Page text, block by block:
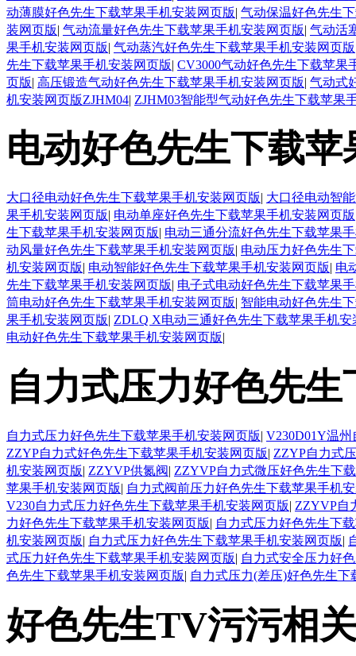
动薄膜好色先生下载苹果手机安装网页版| 气动保温好色先生
装网页版| 气动流量好色先生下载苹果手机安装网页版| 气动活
果手机安装网页版| 气动蒸汽好色先生下载苹果手机安装网页版
先生下载苹果手机安装网页版| CV3000气动好色先生下载苹果
页版| 高压锻造气动好色先生下载苹果手机安装网页版| 气动式
机安装网页版ZJHM04| ZJHM03智能型气动好色先生下载苹果
电动好色先生下载
大口径电动好色先生下载苹果手机安装网页版| 大口径电动智
果手机安装网页版| 电动单座好色先生下载苹果手机安装网页版
生下载苹果手机安装网页版| 电动三通分流好色先生下载苹果
动风量好色先生下载苹果手机安装网页版| 电动压力好色先生
机安装网页版| 电动智能好色先生下载苹果手机安装网页版| 电
先生下载苹果手机安装网页版| 电子式电动好色先生下载苹果
筒电动好色先生下载苹果手机安装网页版| 智能电动好色先生
果手机安装网页版| ZDLQ X电动三通好色先生下载苹果手机安
电动好色先生下载苹果手机安装网页版|
自力式压力好色先
自力式压力好色先生下载苹果手机安装网页版| V230D01Y温
ZZYP自力式好色先生下载苹果手机安装网页版| ZZYP自力式
机安装网页版| ZZYVP供氮阀| ZZYVP自力式微压好色先生下
苹果手机安装网页版| 自力式阀前压力好色先生下载苹果手机
V230自力式压力好色先生下载苹果手机安装网页版| ZZYVP自
力好色先生下载苹果手机安装网页版| 自力式压力好色先生下
机安装网页版| 自力式压力好色先生下载苹果手机安装网页版|
式压力好色先生下载苹果手机安装网页版| 自力式安全压力好
色先生下载苹果手机安装网页版| 自力式压力(差压)好色先生
好色先生TV污污相